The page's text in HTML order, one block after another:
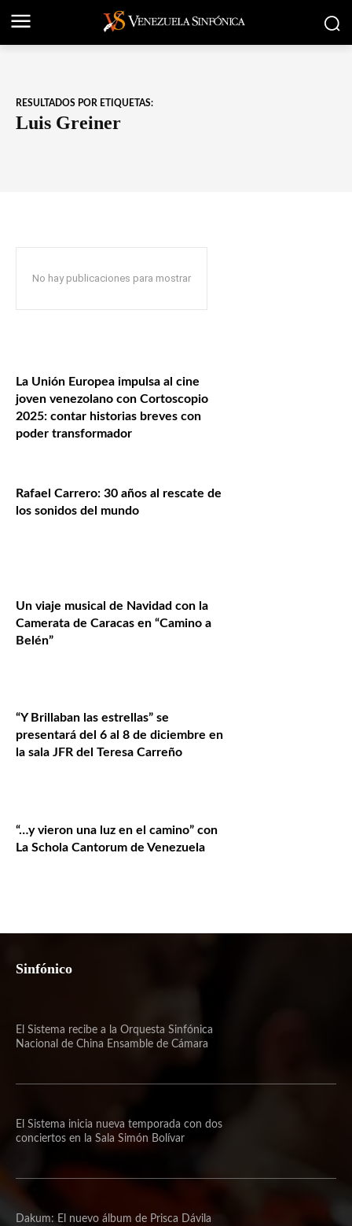
RESULTADOS POR ETIQUETAS:
Luis Greiner
No hay publicaciones para mostrar
La Unión Europea impulsa al cine
joven venezolano con Cortoscopio
2025: contar historias breves con
poder transformador
Rafael Carrero: 30 años al rescate de
los sonidos del mundo
Un viaje musical de Navidad con la
Camerata de Caracas en “Camino a
Belén”
“Y Brillaban las estrellas” se
presentará del 6 al 8 de diciembre en
la sala JFR del Teresa Carreño
“…y vieron una luz en el camino” con
La Schola Cantorum de Venezuela
Sinfónico
El Sistema recibe a la Orquesta Sinfónica
Nacional de China Ensamble de Cámara
El Sistema inicia nueva temporada con dos
conciertos en la Sala Simón Bolívar
Dakum: El nuevo álbum de Prisca Dávila